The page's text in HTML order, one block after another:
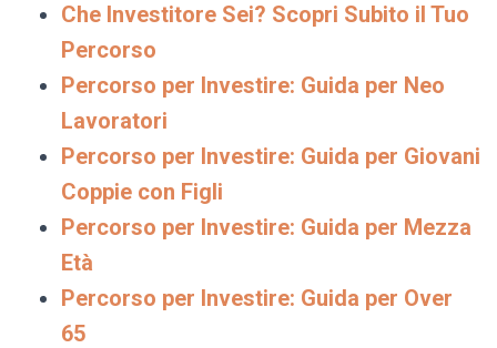
Che Investitore Sei? Scopri Subito il Tuo
Percorso
Percorso per Investire: Guida per Neo
Lavoratori
Percorso per Investire: Guida per Giovani
Coppie con Figli
Percorso per Investire: Guida per Mezza
Età
Percorso per Investire: Guida per Over
65